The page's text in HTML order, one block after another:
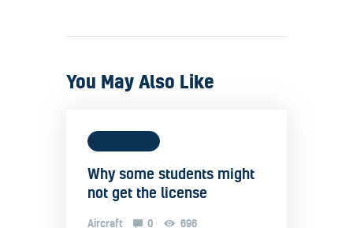
You May Also Like
Why some students might
not get the license
Aircraft 0 696